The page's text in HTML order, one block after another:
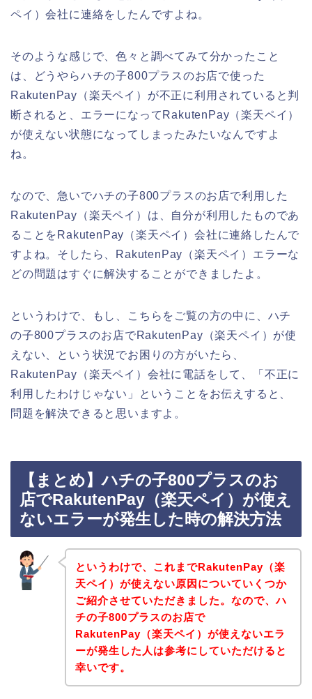
ペイ）会社に連絡をしたんですよね。
そのような感じで、色々と調べてみて分かったこと
は、どうやらハチの子800プラスのお店で使った
RakutenPay（楽天ペイ）が不正に利用されていると判
断されると、エラーになってRakutenPay（楽天ペイ）
が使えない状態になってしまったみたいなんですよ
ね。
なので、急いでハチの子800プラスのお店で利用した
RakutenPay（楽天ペイ）は、自分が利用したものであ
ることをRakutenPay（楽天ペイ）会社に連絡したんで
すよね。そしたら、RakutenPay（楽天ペイ）エラーな
どの問題はすぐに解決することができましたよ。
というわけで、もし、こちらをご覧の方の中に、ハチ
の子800プラスのお店でRakutenPay（楽天ペイ）が使
えない、という状況でお困りの方がいたら、
RakutenPay（楽天ペイ）会社に電話をして、「不正に
利用したわけじゃない」ということをお伝えすると、
問題を解決できると思いますよ。
【まとめ】ハチの子800プラスのお
店でRakutenPay（楽天ペイ）が使え
ないエラーが発生した時の解決方法
というわけで、これまでRakutenPay（楽
天ペイ）が使えない原因についていくつか
ご紹介させていただきました。なので、ハ
チの子800プラスのお店で
RakutenPay（楽天ペイ）が使えないエラ
ーが発生した人は参考にしていただけると
幸いです。